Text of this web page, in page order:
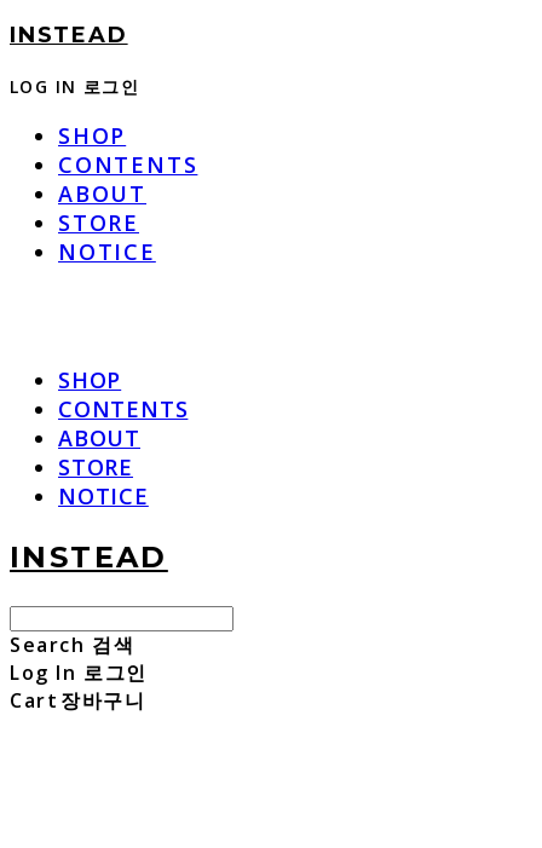
INSTEAD
LOG IN 로그인
SHOP
CONTENTS
ABOUT
STORE
NOTICE
SHOP
CONTENTS
ABOUT
STORE
NOTICE
INSTEAD
Search 검색
Log In 로그인
Cart 장바구니